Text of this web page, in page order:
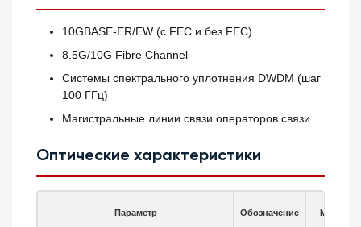
10GBASE-ER/EW (с FEC и без FEC)
8.5G/10G Fibre Channel
Системы спектрального уплотнения DWDM (шаг
100 ГГц)
Магистральные линии связи операторов связи
Оптические характеристики
Параметр Обозначение Мин.